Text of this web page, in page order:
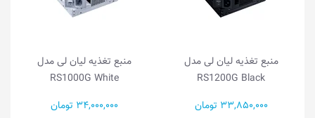
منبع تغذیه لیان لی مدل
RS1200G Black
33,850,000 تومان
منبع تغذیه لیان لی مدل
RS1000G White
34,000,000 تومان